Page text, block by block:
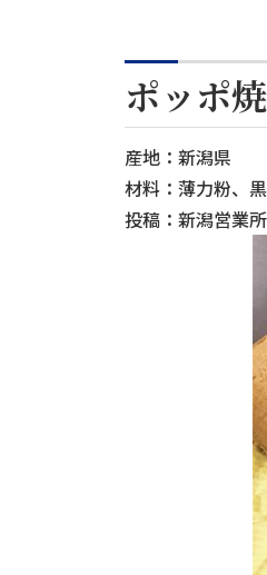
ポッポ
産地：新潟県
材料：薄力粉、
投稿：新潟営業